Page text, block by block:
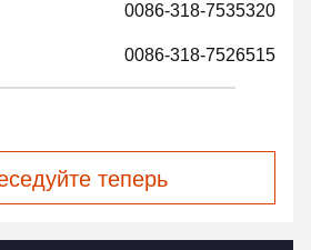
0086-318-7535320
0086-318-7526515
теперь